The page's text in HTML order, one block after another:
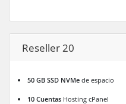
Reseller 20
50 GB SSD NVMe de espacio
10 Cuentas Hosting cPanel